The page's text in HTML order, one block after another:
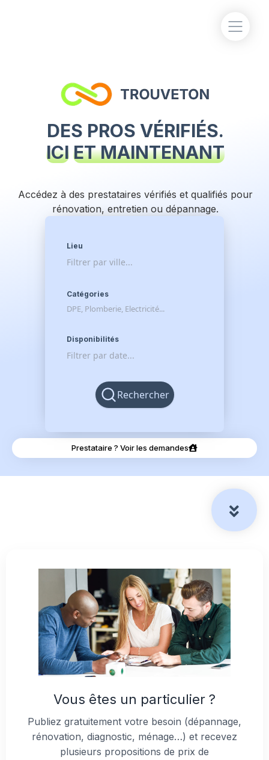
DES PROS VÉRIFIÉS.
ICI ET MAINTENANT
Accédez à des prestataires vérifiés et qualifiés pour
rénovation, entretien ou dépannage.
Lieu
Catégories
Disponibilités
Rechercher
Prestataire ? Voir les demandes
Vous êtes un particulier ?
Publiez gratuitement votre besoin (dépannage,
rénovation, diagnostic, ménage…) et recevez
plusieurs propositions de prix de